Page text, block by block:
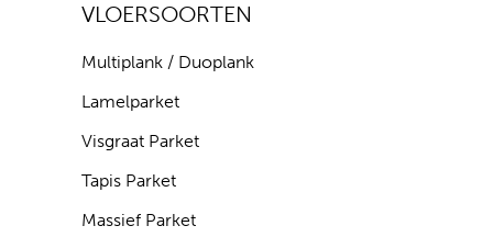
VLOERSOORTEN
Multiplank / Duoplank
Lamelparket
Visgraat Parket
Tapis Parket
Massief Parket